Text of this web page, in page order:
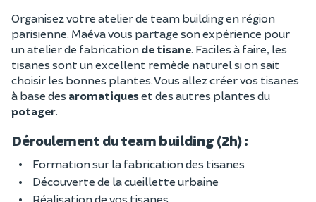
Organisez votre atelier de team building en région
parisienne. Maéva vous partage son expérience pour
un atelier de fabrication de tisane. Faciles à faire, les
tisanes sont un excellent remède naturel si on sait
choisir les bonnes plantes. Vous allez créer vos tisanes
à base des aromatiqueset des autres plantes du
potager.
Déroulement du team building (2h) :
Formation sur la fabrication des tisanes
Découverte de la cueillette urbaine
Réalisation de vos tisanes